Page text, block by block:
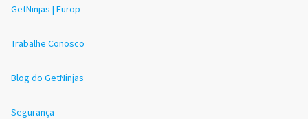
GetNinjas | Europ
Trabalhe Conosco
Blog do GetNinjas
Segurança